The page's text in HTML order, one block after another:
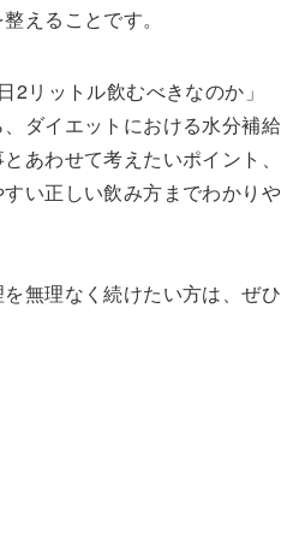
えることです。
2リットル飲むべきなのか」
ダイエットにおける水分補給
あわせて考えたいポイント、
い正しい飲み方までわかりや
無理なく続けたい方は、ぜひ